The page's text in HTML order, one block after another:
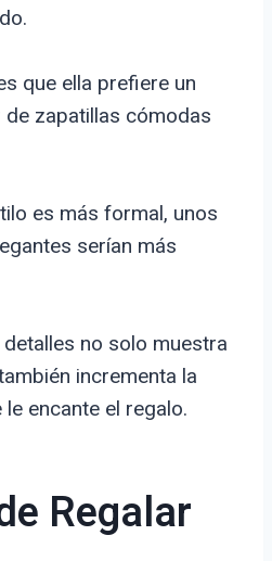
que ella prefiere un
de zapatillas cómodas
es más formal, unos
serían más
no solo muestra
incrementa la
encante el regalo.
Regalar